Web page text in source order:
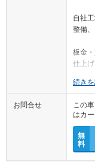
自社
整備
板金
仕上げ
続き
お問合せ
この
はカ
無
料